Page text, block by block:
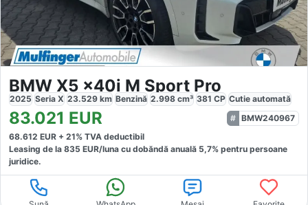
BMW X5 x40i M Sport Pro
2025 Seria X 23.529 km Benzină 2.998 cm³ 381 CP Cutie automată
83.021 EUR
BMW240967
68.612 EUR + 21% TVA deductibil
Leasing de la 835 EUR/luna cu dobăndă anuală 5,7% pentru persoane
juridice.